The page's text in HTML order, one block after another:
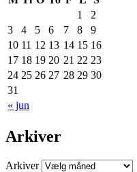
« jun
1
2
3
4 5 6 7 8
9
10 11 12 13 14 15 16
17 18 19 20 21 22 23
24 25 26 27 28 29 30
31
Arkiver
Arkiver